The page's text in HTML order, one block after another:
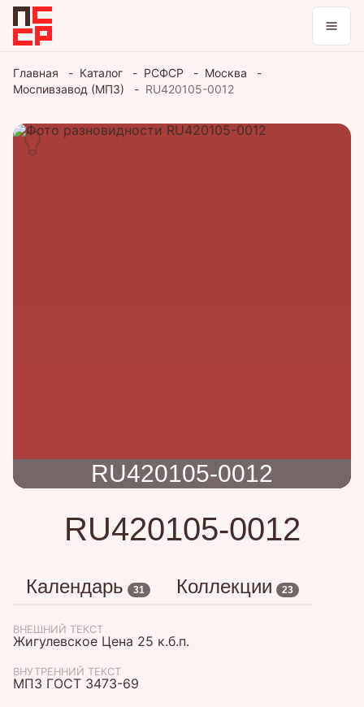
Каталог
Блог
Главная Каталог РСФСР
Москва
Моспивзавод (МПЗ)
RU420105-0012
RU420105-0012
RU420105-0012
Календарь 31 Коллекции 23
ВНЕШНИЙ ТЕКСТ
Жигулевское Цена 25 к.б.п.
ВНУТРЕННИЙ ТЕКСТ
МПЗ ГОСТ 3473-69